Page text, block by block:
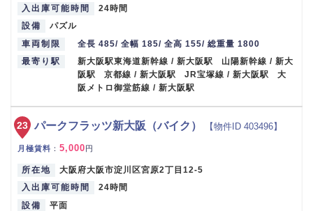
入出庫可能時間
24時間
設備
パズル
車両制限
全長 485/ 全幅 185/ 全高 155/ 総重量 1800
最寄り駅
新大阪駅東海道新幹線 / 新大阪駅 山陽新幹線 / 新大
阪駅 京都線 / 新大阪駅 JR宝塚線 / 新大阪駅 大
阪メトロ御堂筋線 / 新大阪駅
パークフラッツ新大阪（バイク） 【物件ID 403496】
月極賃料 ： 5,000円
所在地
大阪府大阪市淀川区宮原2丁目12-5
入出庫可能時間
24時間
設備
平面
23